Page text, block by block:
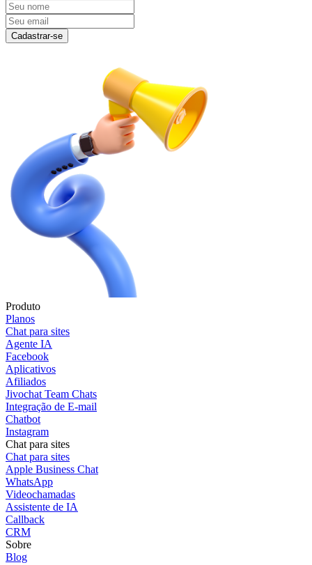
Cadastrar-se
Produto
Planos
Chat para sites
Agente IA
Facebook
Aplicativos
Afiliados
Jivochat Team Chats
Integração de E-mail
Chatbot
Instagram
Chat para sites
Chat para sites
Apple Business Chat
WhatsApp
Videochamadas
Assistente de IA
Callback
CRM
Sobre
Blog